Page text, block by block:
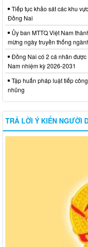
Tiếp tục khảo sát các khu
Đồng Nai
Ủy ban MTTQ Việt Nam
mừng ngày truyền thống
Đồng Nai có 2 cá nhân
Nam nhiệm kỳ 2026-2031
Tập huấn pháp luật tiếp
nhũng
TRẢ LỜI Ý KIẾN NGƯỜI